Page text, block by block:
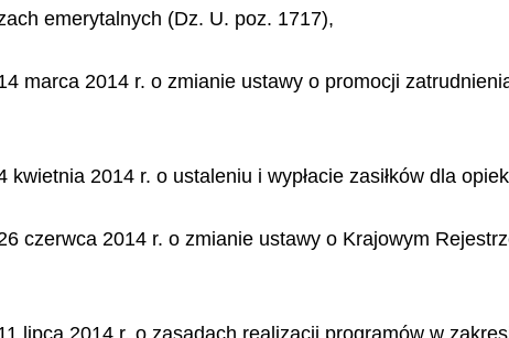
emerytalnych (Dz. U. poz. 1717),
marca 2014 r. o zmianie ustawy o promocji
kwietnia 2014 r. o ustaleniu i wypłacie zasiłków dla
czerwca 2014 r. o zmianie ustawy o Krajowym
lipca 2014 r. o zasadach realizacji programów w